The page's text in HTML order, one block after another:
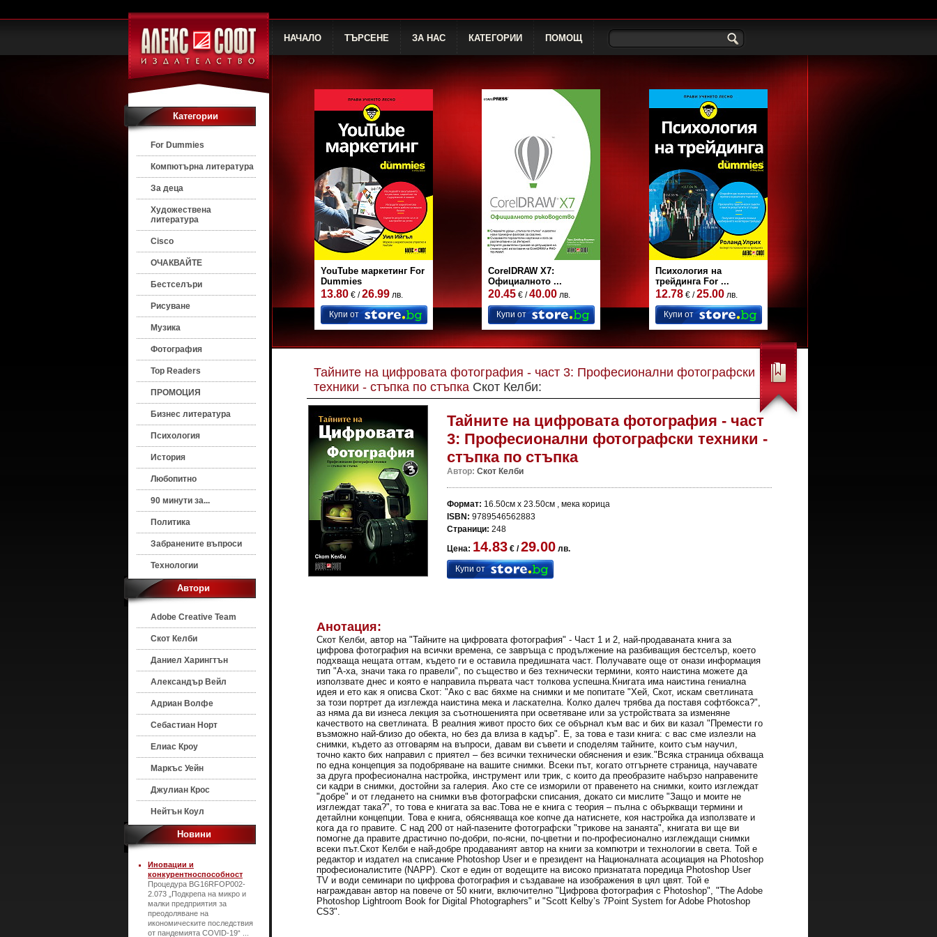
НАЧАЛО ТЪРСЕНЕ ЗА НАС КАТЕГОРИИ ПОМОЩ
Категории
For Dummies
Компютърна литература
За деца
Художествена
литература
Cisco
ОЧАКВАЙТЕ
Бестселъри
Рисуване
Музика
Фотография
Top Readers
ПРОМОЦИЯ
Бизнес литература
Психология
История
Любопитно
90 минути за...
Политика
Забранените въпроси
Технологии
Автори
Adobe Creative Team
Скот Келби
Даниел Харингтън
Александър Вейл
Адриан Волфе
Себастиан Норт
Елиас Кроу
Маркъс Уейн
Джулиан Крос
Нейтън Коул
Новини
Иновации и
конкурентноспособност
Процедура BG16RFOP002-
2.073 „Подкрепа на микро и
малки предприятия за
преодоляване на
икономическите последствия
от пандемията COVID-19“ ...
YouTube маркетинг For
Dummies
13.80 € /26.99 лв.
Купи от
CorelDRAW X7:
Официалното ...
20.45 € /40.00 лв.
Купи от
Психология на
трейдинга For ...
12.78 € /25.00 лв.
Купи от
Тайните на цифровата фотография - част 3: Професионални фотографски
техники - стъпка по стъпка Скот Келби:
Тайните на цифровата фотография - част
3: Професионални фотографски техники -
стъпка по стъпка
Автор: Скот Келби
Формат: 16.50см x 23.50см , мека корица
ISBN: 9789546562883
Страници: 248
Цена: 14.83 € /29.00 лв.
Купи от
Анотация:
Скот Келби, автор на "Тайните на цифровата фотография" - Част 1 и 2, най-продаваната книга за
цифрова фотография на всички времена, се завръща с продължение на разбиващия бестселър, което
подхваща нещата оттам, където ги е оставила предишната част. Получавате още от онази информация
тип "А-ха, значи така го правели", по същество и без технически термини, която наистина можете да
използвате днес и която е направила първата част толкова успешна.Книгата има наистина гениална
идея и ето как я описва Скот: "Ако с вас бяхме на снимки и ме попитате "Хей, Скот, искам светлината
за този портрет да изглежда наистина мека и ласкателна. Колко далеч трябва да поставя софтбокса?",
аз няма да ви изнеса лекция за съотношенията при осветяване или за устройствата за изменяне
качеството на светлината. В реалния живот просто бих се обърнал към вас и бих ви казал "Премести го
възможно най-близо до обекта, но без да влиза в кадър". Е, за това е тази книга: с вас сме излезли на
снимки, където аз отговарям на въпроси, давам ви съвети и споделям тайните, които съм научил,
точно както бих направил с приятел – без всички технически обяснения и език."Всяка страница обхваща
по една концепция за подобряване на вашите снимки. Всеки път, когато отгърнете страница, научавате
за друга професионална настройка, инструмент или трик, с които да преобразите набързо направените
си кадри в снимки, достойни за галерия. Ако сте се изморили от правенето на снимки, които изглеждат
"добре" и от гледането на снимки във фотографски списания, докато си мислите "Защо и моите не
изглеждат така?", то това е книгата за вас.Това не е книга с теория – пълна с объркващи термини и
детайлни концепции. Това е книга, обясняваща кое копче да натиснете, коя настройка да използвате и
кога да го правите. С над 200 от най-пазените фотографски "трикове на занаята", книгата ви ще ви
помогне да правите драстично по-добри, по-ясни, по-цветни и по-професионално изглеждащи снимки
всеки път.Скот Келби е най-добре продаваният автор на книги за компютри и технологии в света. Той е
редактор и издател на списание Photoshop User и е президент на Националната асоциация на Photoshop
професионалистите (NAPP). Скот е един от водещите на високо признатата поредица Photoshop User
TV и води семинари по цифрова фотография и създаване на изображения в цял цвят. Той е
награждаван автор на повече от 50 книги, включително "Цифрова фотография с Photoshop", "The Adobe
Photoshop Lightroom Book for Digital Photographers" и "Scott Kelby’s 7Point System for Adobe Photoshop
CS3".